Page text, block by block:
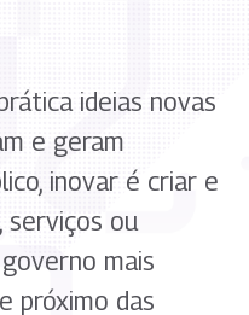
ideias novas
e geram
inovar é criar e
serviços ou
mais
próximo das